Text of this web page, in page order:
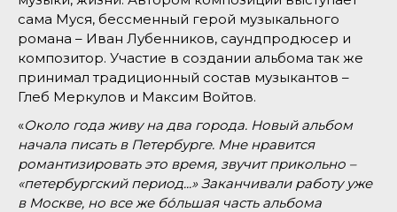
сама Муся, бессменный герой музыкального
романа – Иван Лубенников, саундпродюсер и
композитор. Участие в создании альбома так же
принимал традиционный состав музыкантов –
Глеб Меркулов и Максим Войтов.
«Около года живу на два города. Новый альбом
начала писать в Петербурге. Мне нравится
романтизировать это время, звучит прикольно –
«петербургский период...» Заканчивали работу уже
в Москве, но все же бо́льшая часть альбома